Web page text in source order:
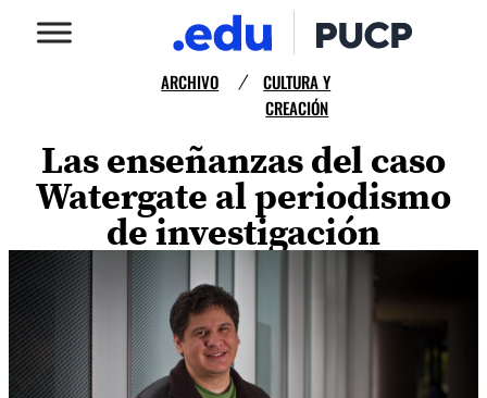
ARCHIVO /
CULTURA Y
CREACIÓN
Las enseñanzas del caso
Watergate al periodismo
de investigación